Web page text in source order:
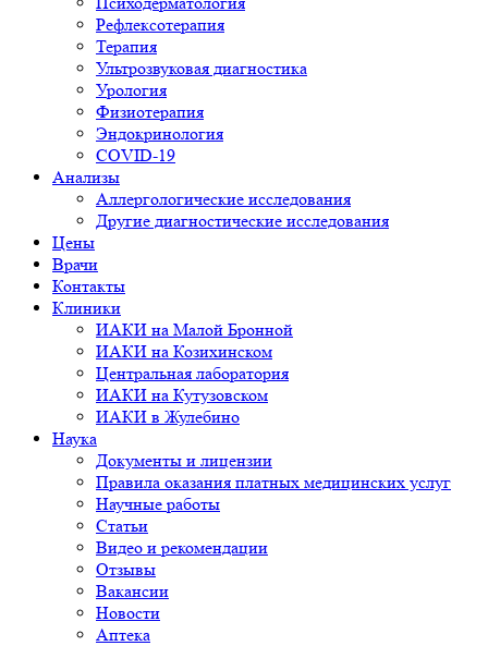
Рефлексотерапия
Терапия
Ультрозвуковая диагностика
Урология
Физиотерапия
Эндокринология
COVID-19
Анализы
Аллергологические исследования
Другие диагностические исследования
Цены
Врачи
Контакты
Клиники
ИАКИ на Малой Бронной
ИАКИ на Козихинском
Центральная лаборатория
ИАКИ на Кутузовском
ИАКИ в Жулебино
Наука
Документы и лицензии
Правила оказания платных медицинских услуг
Научные работы
Статьи
Видео и рекомендации
Отзывы
Вакансии
Новости
Аптека